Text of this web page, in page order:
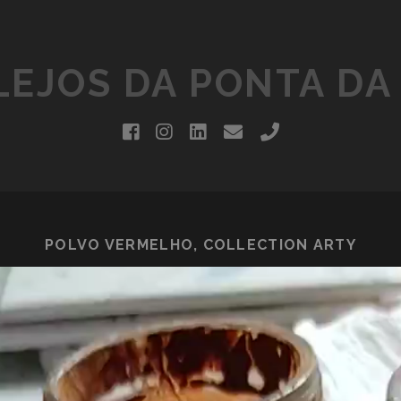
DA PONTA
facebookinstagram
linkedin
emailphone
POLVO VERMELHO, COLLECTION ARTY
vidéo